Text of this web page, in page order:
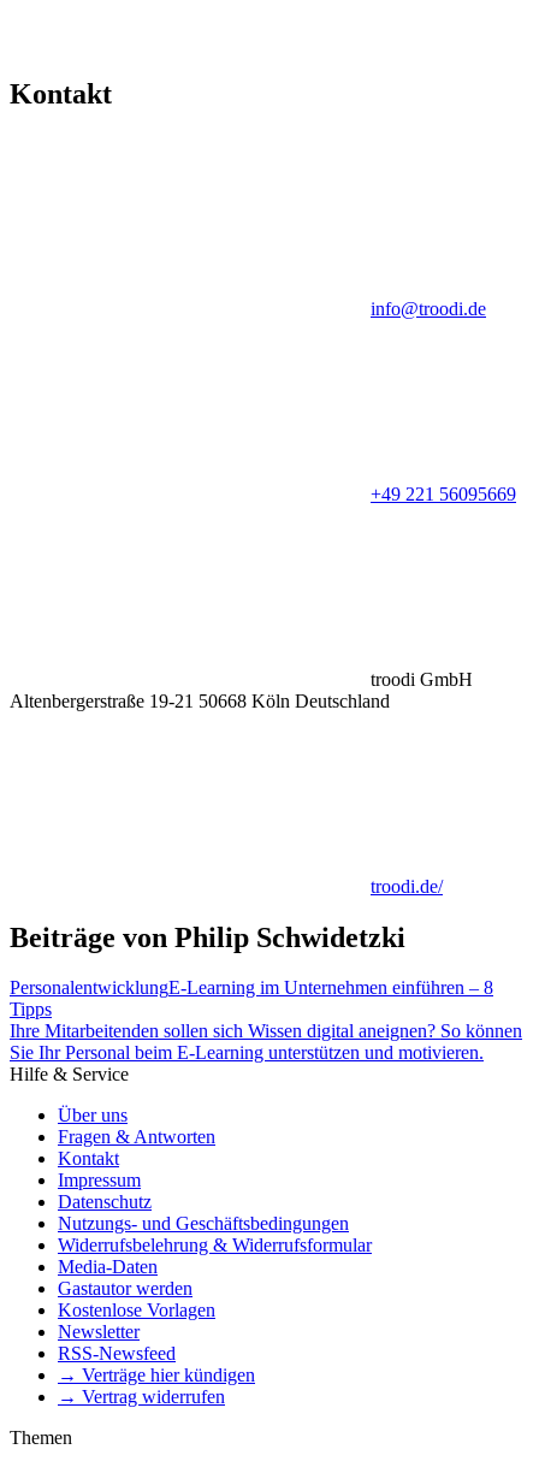
Kontakt
info@troodi.de
+49 221 56095669
troodi GmbH
Altenbergerstraße 19-21 50668 Köln Deutschland
troodi.de/
Beiträge von Philip Schwidetzki
PersonalentwicklungE-Learning im Unternehmen einführen – 8
Tipps
Ihre Mitarbeitenden sollen sich Wissen digital aneignen? So können
Sie Ihr Personal beim E-Learning unterstützen und motivieren.
Hilfe & Service
Über uns
Fragen & Antworten
Kontakt
Impressum
Datenschutz
Nutzungs- und Geschäftsbedingungen
Widerrufsbelehrung & Widerrufsformular
Media-Daten
Gastautor werden
Kostenlose Vorlagen
Newsletter
RSS-Newsfeed
→ Verträge hier kündigen
→ Vertrag widerrufen
Themen